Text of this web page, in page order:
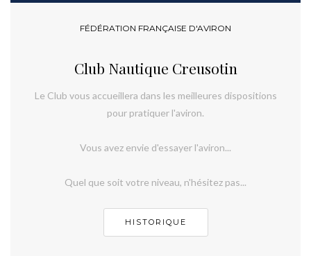
FÉDÉRATION FRANÇAISE D'AVIRON
Club Nautique Creusotin
Le Club vous accueillera dans les meilleures dispositions
pour pratiquer l'aviron.
Vous avez envie d'essayer l'aviron...
Quel que soit votre niveau, n'hésitez pas...
HISTORIQUE